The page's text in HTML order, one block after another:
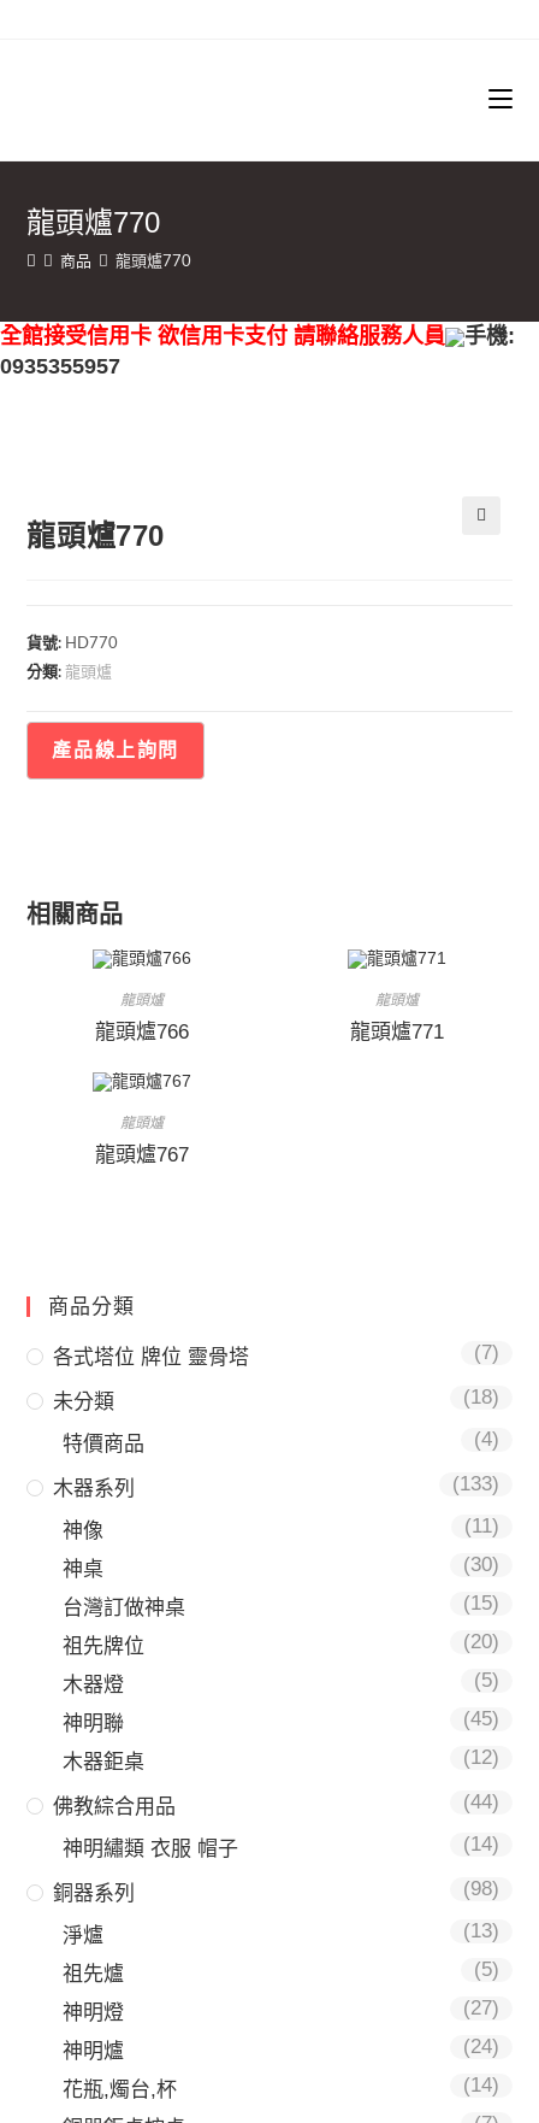
龍頭爐770
商品 龍頭爐770
全館接受信用卡 欲信用卡支付 請聯絡服務人員
手機:
0935355957
龍頭爐770
貨號: HD770
分類:龍頭爐
相關商品
龍頭爐
龍頭爐766
龍頭爐
龍頭爐771
龍頭爐
龍頭爐767
商品分類
各式塔位 牌位 靈骨塔 (7)
未分類 (18)
特價商品 (4)
木器系列 (133)
神像
(11)
神桌
(30)
台灣訂做神桌
(15)
祖先牌位
(20)
木器燈
(5)
神明聯
(45)
木器鉅桌
(12)
佛教綜合用品 (44)
神明繡類 衣服 帽子 (14)
銅器系列 (98)
淨爐
(13)
祖先爐
(5)
神明燈
(27)
神明爐
(24)
花瓶,燭台,杯
(14)